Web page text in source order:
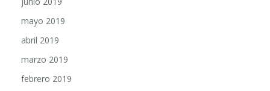
mayo 2019
abril 2019
marzo 2019
febrero 2019
enero 2019